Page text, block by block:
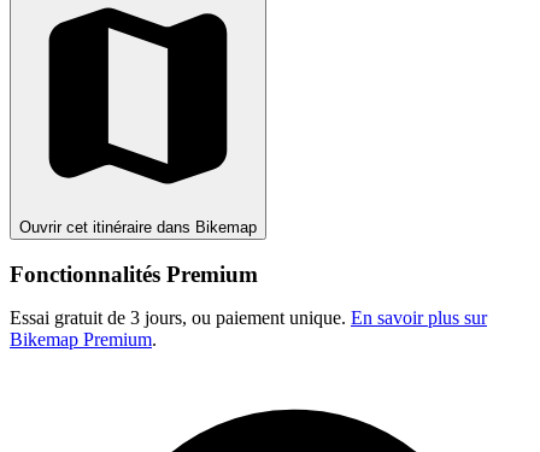
Ouvrir cet itinéraire dans Bikemap
Fonctionnalités Premium
Essai gratuit de 3 jours, ou paiement unique. En savoir plus sur
Bikemap Premium.